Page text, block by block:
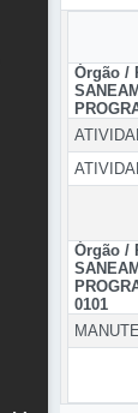
Órgão /
Órgão /
0101